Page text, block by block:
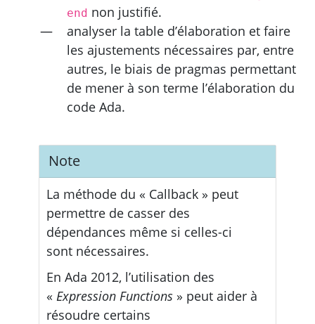
end non justifié.
analyser la table d’élaboration et faire
les ajustements nécessaires par, entre
autres, le biais de pragmas permettant
de mener à son terme l’élaboration du
code Ada.
Note
La méthode du « Callback » peut
permettre de casser des
dépendances même si celles-ci
sont nécessaires.
En Ada 2012, l’utilisation des
« Expression Functions » peut aider à
résoudre certains